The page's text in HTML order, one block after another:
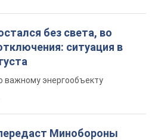
без света, во
ситуация в
важному энергообъекту
Минобороны